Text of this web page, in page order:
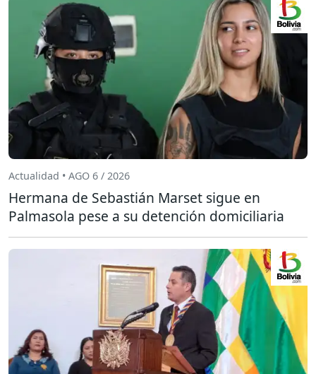
Actualidad • AGO 6 / 2026
Hermana de Sebastián Marset sigue en
Palmasola pese a su detención domiciliaria